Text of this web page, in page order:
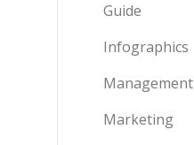
Guide
Infographics
Management
Marketing